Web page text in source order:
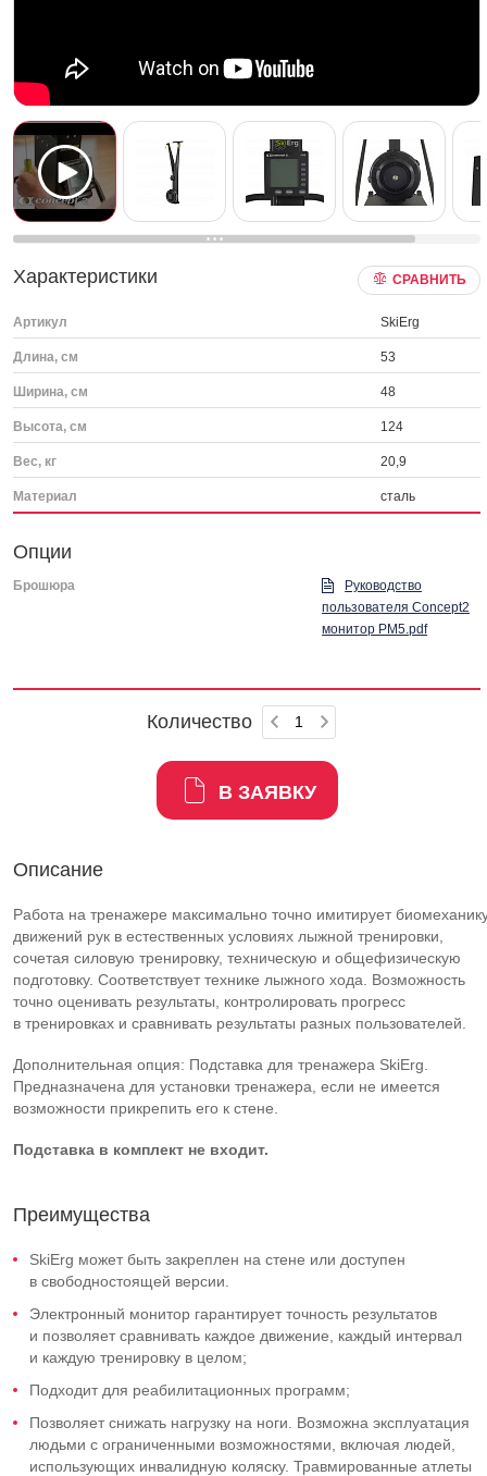
Характеристики СРАВНИТЬ
Артикул SkiErg
Длина, см 53
Ширина, см 48
Высота, см 124
Вес, кг 20,9
Материал сталь
Опции
Брошюра
Руководство
пользователя Concept2
монитор PM5.pdf
Количество
В ЗАЯВКУ
Описание
Работа на тренажере максимально точно имитирует
движений рук в естественных условиях лыжной тренировки,
сочетая силовую тренировку, техническую и общефизическую
подготовку. Соответствует технике лыжного хода. Возможность
точно оценивать результаты, контролировать прогресс
в тренировках и сравнивать результаты разных пользователей.
Дополнительная опция: Подставка для тренажера SkiErg.
Предназначена для установки тренажера, если не имеется
возможности прикрепить его к стене.
Подставка в комплект не входит.
Преимущества
SkiErg может быть закреплен на стене или доступен
в свободностоящей версии.
Электронный монитор гарантирует точность результатов
и позволяет сравнивать каждое движение, каждый интервал
и каждую тренировку в целом;
Подходит для реабилитационных программ;
Позволяет снижать нагрузку на ноги. Возможна эксплуатация
людьми с ограниченными возможностями, включая людей,
использующих инвалидную коляску. Травмированные атлеты